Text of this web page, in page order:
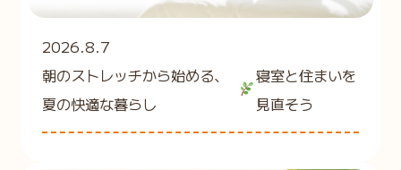
2026.8.7
朝のストレッチから始める、
夏の快適な暮らし
寝室と住まいを
見直そう